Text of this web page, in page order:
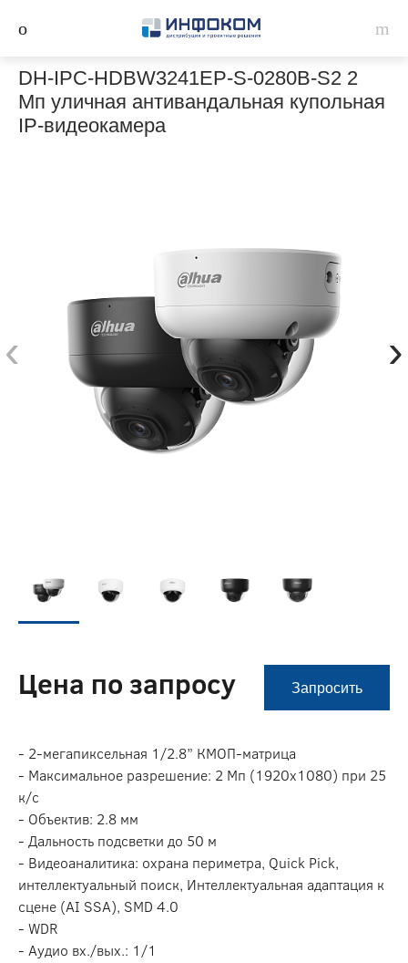
DH-IPC-HDBW3241EP-S-0280B-S2 2
Мп уличная антивандальная купольная
IP-видеокамера
‹ ›
Цена по запросу Запросить
- 2-мегапиксельная 1/2.8” КМОП-матрица
- Максимальное разрешение: 2 Мп (1920х1080) при 25
к/с
- Объектив: 2.8 мм
- Дальность подсветки до 50 м
- Видеоаналитика: охрана периметра, Quick Pick,
интеллектуальный поиск, Интеллектуальная адаптация к
сцене (AI SSA), SMD 4.0
- WDR
- Аудио вх./вых.: 1/1